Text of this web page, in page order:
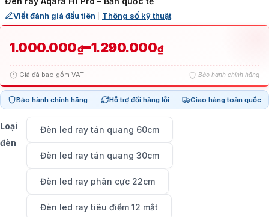
Viết đánh giá đầu tiên Thông số kỹ thuật
1.000.000₫–1.290.000₫
Khoảng
giá:
từ
1.000.000₫
đến
1.290.000₫
Giá đã bao gồm VAT Bảo hành chính hãng
Bảo hành chính hãng Hỗ trợ đổi hàng lỗi Giao hàng toàn quốc
Loại
đèn
Đèn led ray tán quang 60cm
Đèn led ray tán quang 30cm
Đèn led ray phân cực 22cm
Đèn led ray tiêu điểm 12 mắt